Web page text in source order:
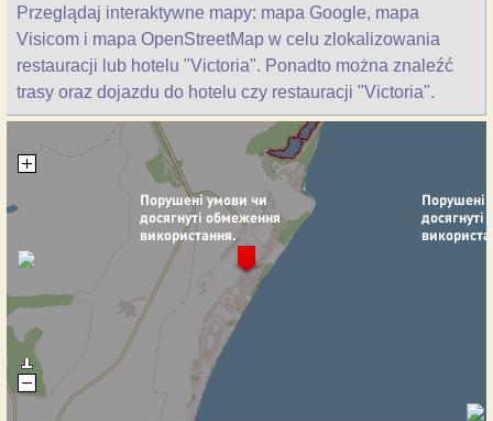
Przeglądaj interaktywne mapy: mapa Google, mapa
Visicom i mapa OpenStreetMap w celu zlokalizowania
restauracji lub hotelu "Victoria". Ponadto można znaleźć
trasy oraz dojazdu do hotelu czy restauracji "Victoria".